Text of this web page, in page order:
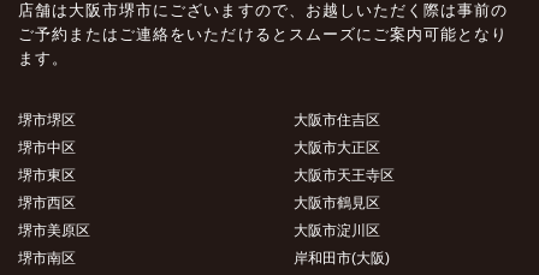
店舗は大阪市堺市にございますので、お越しいただく際は事前の
ご予約またはご連絡をいただけるとスムーズにご案内可能となり
ます。
堺市堺区
堺市中区
堺市東区
堺市西区
堺市美原区
堺市南区
大阪市住吉区
大阪市大正区
大阪市天王寺区
大阪市鶴見区
大阪市淀川区
岸和田市(大阪)